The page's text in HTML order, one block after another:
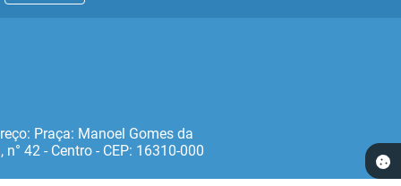
Praça: Manoel Gomes da
n° 42 - Centro - CEP: 16310‐000